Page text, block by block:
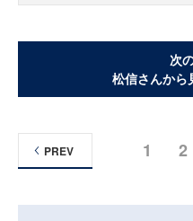
次
松信さんか
1 2
PREV